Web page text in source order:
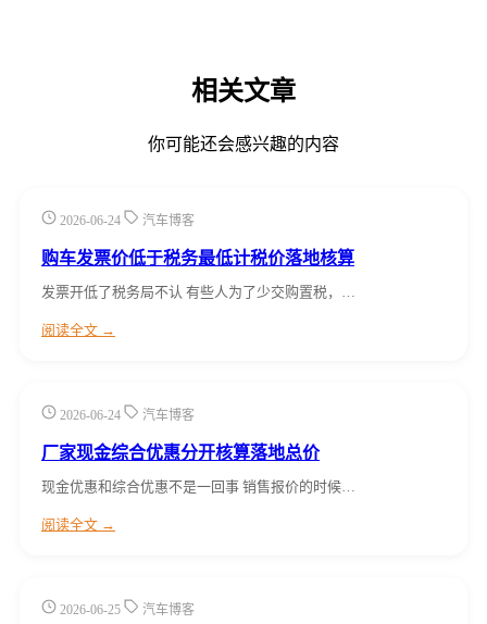
相关文章
你可能还会感兴趣的内容
2026-06-24 汽车博客
购车发票价低于税务最低计税价落地核算
发票开低了税务局不认 有些人为了少交购置税，…
阅读全文 →
2026-06-24 汽车博客
厂家现金综合优惠分开核算落地总价
现金优惠和综合优惠不是一回事 销售报价的时候…
阅读全文 →
2026-06-25 汽车博客